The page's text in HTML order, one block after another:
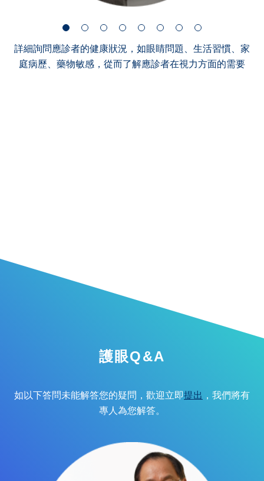
詳細詢問應診者的健康狀況，如眼睛問題、生活習慣、家
庭病歷、藥物敏感，從而了解應診者在視力方面的需要
護眼Q&A
如以下答問未能解答您的疑問，歡迎立即提出 ，我們將有
專人為您解答。